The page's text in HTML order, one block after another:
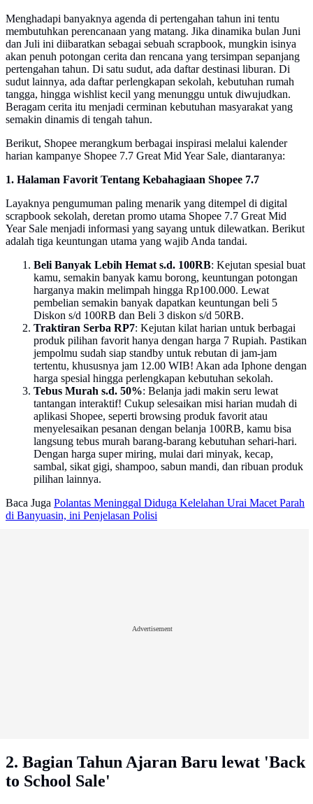
Menghadapi banyaknya agenda di pertengahan tahun ini tentu
membutuhkan perencanaan yang matang. Jika dinamika bulan Juni
dan Juli ini diibaratkan sebagai sebuah scrapbook, mungkin isinya
akan penuh potongan cerita dan rencana yang tersimpan sepanjang
pertengahan tahun. Di satu sudut, ada daftar destinasi liburan. Di
sudut lainnya, ada daftar perlengkapan sekolah, kebutuhan rumah
tangga, hingga wishlist kecil yang menunggu untuk diwujudkan.
Beragam cerita itu menjadi cerminan kebutuhan masyarakat yang
semakin dinamis di tengah tahun.
Berikut, Shopee merangkum berbagai inspirasi melalui kalender
harian kampanye Shopee 7.7 Great Mid Year Sale, diantaranya:
1. Halaman Favorit Tentang Kebahagiaan Shopee 7.7
Layaknya pengumuman paling menarik yang ditempel di digital
scrapbook sekolah, deretan promo utama Shopee 7.7 Great Mid
Year Sale menjadi informasi yang sayang untuk dilewatkan. Berikut
adalah tiga keuntungan utama yang wajib Anda tandai.
Beli Banyak Lebih Hemat s.d. 100RB: Kejutan spesial buat
kamu, semakin banyak kamu borong, keuntungan potongan
harganya makin melimpah hingga Rp100.000. Lewat
pembelian semakin banyak dapatkan keuntungan beli 5
Diskon s/d 100RB dan Beli 3 diskon s/d 50RB.
Traktiran Serba RP7: Kejutan kilat harian untuk berbagai
produk pilihan favorit hanya dengan harga 7 Rupiah. Pastikan
jempolmu sudah siap standby untuk rebutan di jam-jam
tertentu, khususnya jam 12.00 WIB! Akan ada Iphone dengan
harga spesial hingga perlengkapan kebutuhan sekolah.
Tebus Murah s.d. 50%: Belanja jadi makin seru lewat
tantangan interaktif! Cukup selesaikan misi harian mudah di
aplikasi Shopee, seperti browsing produk favorit atau
menyelesaikan pesanan dengan belanja 100RB, kamu bisa
langsung tebus murah barang-barang kebutuhan sehari-hari.
Dengan harga super miring, mulai dari minyak, kecap,
sambal, sikat gigi, shampoo, sabun mandi, dan ribuan produk
pilihan lainnya.
Baca Juga Polantas Meninggal Diduga Kelelahan Urai Macet Parah
di Banyuasin, ini Penjelasan Polisi
Advertisement
2. Bagian Tahun Ajaran Baru lewat 'Back
to School Sale'